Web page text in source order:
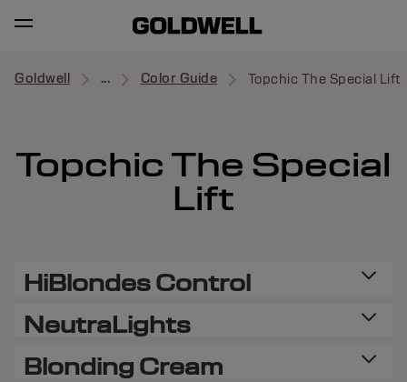
Goldwell ... Color Guide Topchic The Special Lift
Topchic The Special
Lift
HiBlondes Control
NeutraLights
Blonding Cream